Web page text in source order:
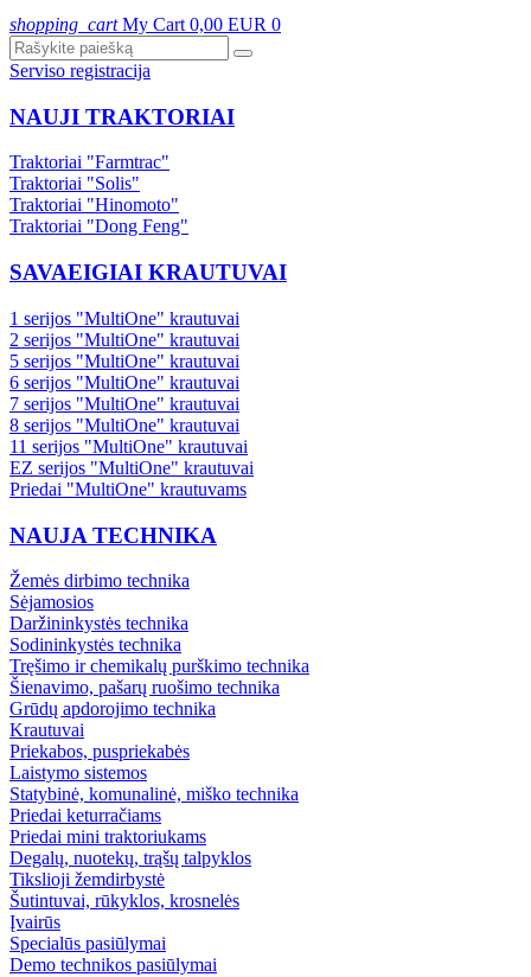
shopping_cart My Cart 0,00 EUR 0
Serviso registracija
NAUJI TRAKTORIAI
Traktoriai "Farmtrac"
Traktoriai "Solis"
Traktoriai "Hinomoto"
Traktoriai "Dong Feng"
SAVAEIGIAI KRAUTUVAI
1 serijos "MultiOne" krautuvai
2 serijos "MultiOne" krautuvai
5 serijos "MultiOne" krautuvai
6 serijos "MultiOne" krautuvai
7 serijos "MultiOne" krautuvai
8 serijos "MultiOne" krautuvai
11 serijos "MultiOne" krautuvai
EZ serijos "MultiOne" krautuvai
Priedai "MultiOne" krautuvams
NAUJA TECHNIKA
Žemės dirbimo technika
Sėjamosios
Daržininkystės technika
Sodininkystės technika
Tręšimo ir chemikalų purškimo technika
Šienavimo, pašarų ruošimo technika
Grūdų apdorojimo technika
Krautuvai
Priekabos, puspriekabės
Laistymo sistemos
Statybinė, komunalinė, miško technika
Priedai keturračiams
Priedai mini traktoriukams
Degalų, nuotekų, trąšų talpyklos
Tikslioji žemdirbystė
Šutintuvai, rūkyklos, krosnelės
Įvairūs
Specialūs pasiūlymai
Demo technikos pasiūlymai